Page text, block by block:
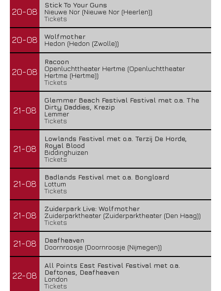
20-08
Stick To Your Guns
Nieuwe Nor (Nieuwe Nor (Heerlen))
Tickets
20-08
Wolfmother
Hedon (Hedon (Zwolle))
20-08
Racoon
Openluchttheater Hertme (Openluchttheater
Hertme (Hertme))
Tickets
21-08
Glemmer Beach Festival Festival met o.a. The
Dirty Daddies, Krezip
Lemmer
Tickets
21-08
Lowlands Festival met o.a. Terzij De Horde,
Royal Blood
Biddinghuizen
Tickets
21-08
Badlands Festival met o.a. Bongloard
Lottum
Tickets
21-08
Zuiderpark Live: Wolfmother
Zuiderparktheater (Zuiderparktheater (Den Haag))
Tickets
21-08
Deafheaven
Doornroosje (Doornroosje (Nijmegen))
22-08
All Points East Festival Festival met o.a.
Deftones, Deafheaven
London
Tickets